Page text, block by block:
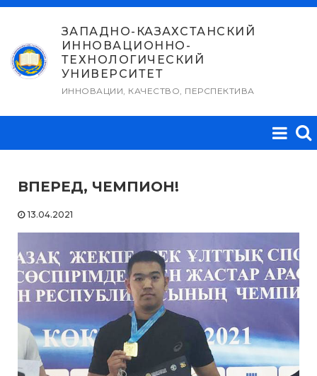
Перейти
содержимому
ЗАПАДНО-КАЗАХСТАНСКИЙ
ИННОВАЦИОННО-
ТЕХНОЛОГИЧЕСКИЙ
УНИВЕРСИТЕТ
ИННОВАЦИИ, КАЧЕСТВО, ПЕРСПЕКТИВА
ВПЕРЕД, ЧЕМПИОН!
13.04.2021